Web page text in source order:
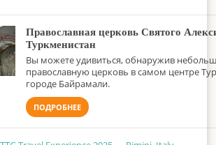
Православная церковь Святого
Туркменистан
Вы можете удивиться, обнаружив
православную церковь в самом центре
городе Байрамали.
ПОДРОБНЕЕ